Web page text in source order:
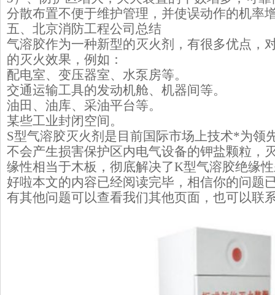
分散布置不便于维护管理，并使误动作的机率
五、北京消防工程公司总结
气溶胶作为一种新型的灭火剂，有很多优点，
的灭火效果，例如：
配电室、变压器室、水泵房等。
交通运输工具的发动机舱、机器间等。
油田、油库、采油平台等。
某些工业封闭空间。
S型气溶胶灭火剂是目前国际市场上技术*为领
不会产生损害保护区内电气设备的钾盐颗粒，
缘性相当于木板，彻底解决了K型气溶胶绝缘
好啦本文的内容已经阅读完毕，相信你的问题
有其他问题可以查看我们其他页面，也可以联